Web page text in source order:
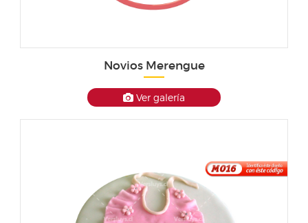
Novios Merengue
Ver galería